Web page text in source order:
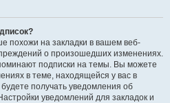
похожи на закладки в вашем веб-
о произошедших изменениях.
подписки на темы. Вы можете
в теме, находящейся у вас в
получать уведомления об
уведомлений для закладок и